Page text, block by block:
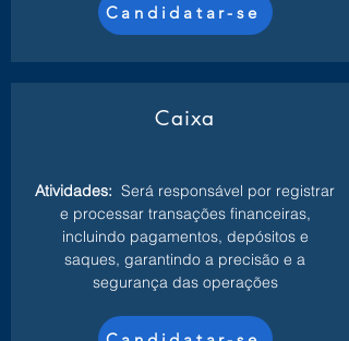
Candidatar-se
Caixa
Atividades: Será responsável por registrar
e processar transações financeiras,
incluindo pagamentos, depósitos e
saques, garantindo a precisão e a
segurança das operações